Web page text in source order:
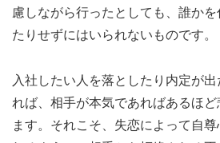
慮しながら行ったとしても、誰か
たりせずにはいられないものです。
入社したい人を落としたり内定が
れば、相手が本気であればあるほ
ます。それこそ、失恋によって自